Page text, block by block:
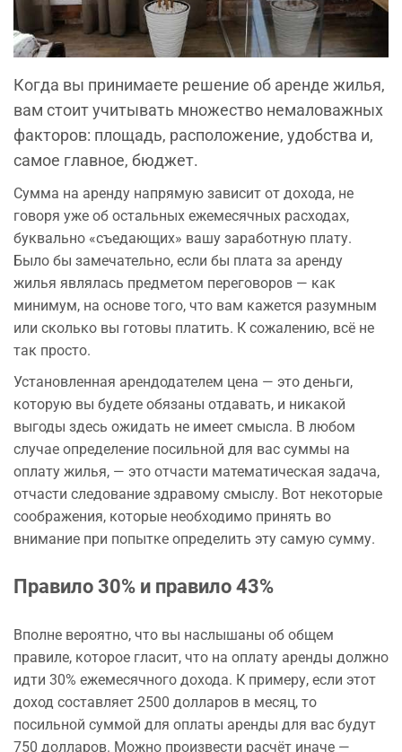
Когда вы принимаете решение об аренде жилья,
вам стоит учитывать множество немаловажных
факторов: площадь, расположение, удобства и,
самое главное, бюджет.
Сумма на аренду напрямую зависит от дохода, не
говоря уже об остальных ежемесячных расходах,
буквально «съедающих» вашу заработную плату.
Было бы замечательно, если бы плата за аренду
жилья являлась предметом переговоров — как
минимум, на основе того, что вам кажется разумным
или сколько вы готовы платить. К сожалению, всё не
так просто.
Установленная арендодателем цена — это деньги,
которую вы будете обязаны отдавать, и никакой
выгоды здесь ожидать не имеет смысла. В любом
случае определение посильной для вас суммы на
оплату жилья, — это отчасти математическая задача,
отчасти следование здравому смыслу. Вот некоторые
соображения, которые необходимо принять во
внимание при попытке определить эту самую сумму.
Правило 30% и правило 43%
Вполне вероятно, что вы наслышаны об общем
правиле, которое гласит, что на оплату аренды должно
идти 30% ежемесячного дохода. К примеру, если этот
доход составляет 2500 долларов в месяц, то
посильной суммой для оплаты аренды для вас будут
750 долларов. Можно произвести расчёт иначе —